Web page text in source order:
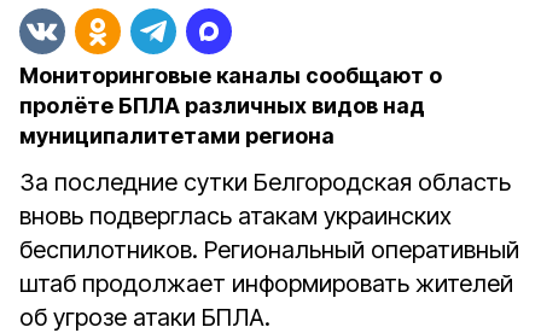
Мониторинговые каналы сообщают о
пролёте БПЛА различных видов над
муниципалитетами региона
За последние сутки Белгородская область
вновь подверглась атакам украинских
беспилотников. Региональный оперативный
штаб продолжает информировать жителей
об угрозе атаки БПЛА.